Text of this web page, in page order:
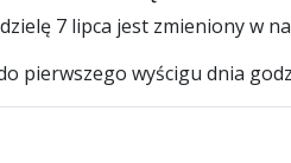
7 lipca jest zmieniony w
pierwszego wyścigu dnia